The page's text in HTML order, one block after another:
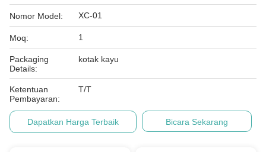
Nomor Model: XC-01
Moq: 1
Packaging
Details:
kotak kayu
Ketentuan
Pembayaran:
T/T
Dapatkan Harga Terbaik Bicara Sekarang